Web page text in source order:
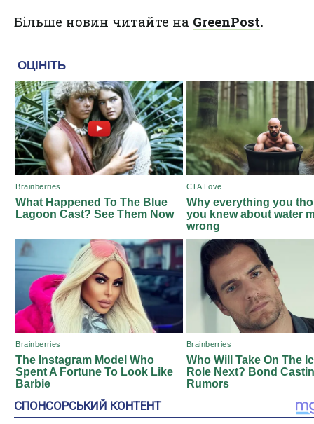
Більше новин читайте на GreenPost.